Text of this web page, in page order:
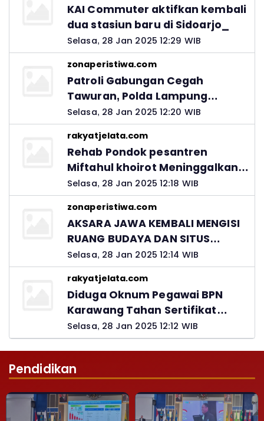
KAI Commuter aktifkan kembali
dua stasiun baru di Sidoarjo_
Selasa, 28 Jan 2025 12:29 WIB
zonaperistiwa.com
Patroli Gabungan Cegah
Tawuran, Polda Lampung
Ingatkan Peran Orang Tua
Selasa, 28 Jan 2025 12:20 WIB
rakyatjelata.com
Rehab Pondok pesantren
Miftahul khoirot Meninggalkan
Hutang Ke Material, Mantan
Kadis PUPR Harus Bertanggung
Jawab
Selasa, 28 Jan 2025 12:18 WIB
zonaperistiwa.com
AKSARA JAWA KEMBALI MENGISI
RUANG BUDAYA DAN SITUS
LELUHUR NUSANTARA
Selasa, 28 Jan 2025 12:14 WIB
rakyatjelata.com
Diduga Oknum Pegawai BPN
Karawang Tahan Sertifikat
Pemohon PTSL
Selasa, 28 Jan 2025 12:12 WIB
Pendidikan